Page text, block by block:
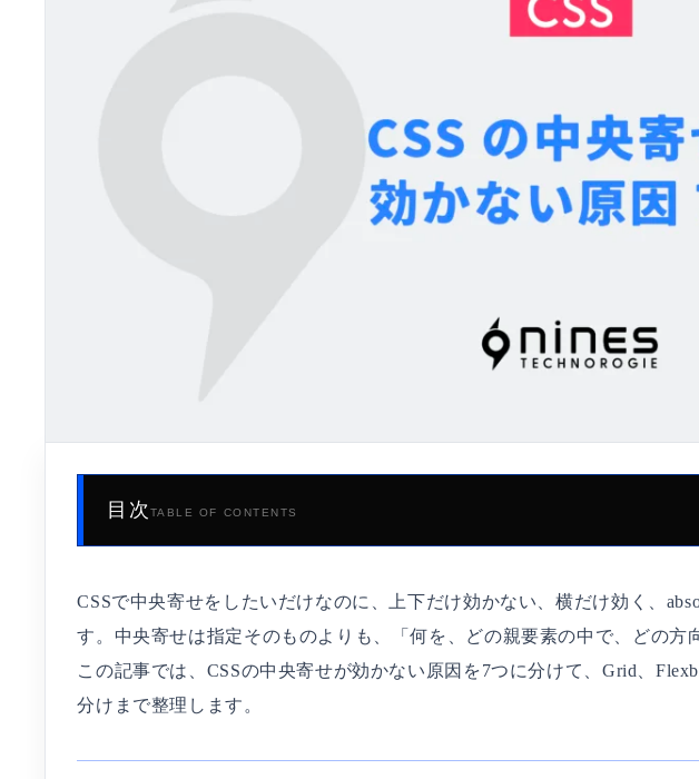
目次 TABLE OF CONTENTS
CSSで中央寄せをしたいだけなのに、上下だけ効かない、横だけ効く、
す。中央寄せは指定そのものよりも、「何を、どの親要素の中で、どの方
この記事では、CSSの中央寄せが効かない原因を7つに分けて、Grid、
分けまで整理します。